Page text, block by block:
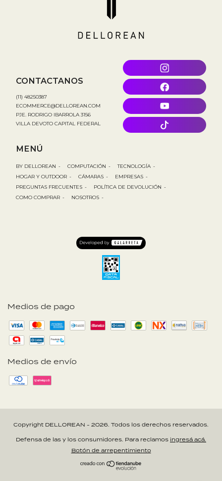
Medios de pago
Medios de envío
CONTACTANOS
(11) 48250387
ECOMMERCE@DELLOREAN.COM
PJE. RODRIGO IBARROLA 3156
VILLA DEVOTO CAPITAL FEDERAL
MENÚ
BY DELLOREAN - COMPUTACIÓN - TECNOLOGÍA -
HOGAR Y OUTDOOR - CÁMARAS - EMPRESAS -
PREGUNTAS FRECUENTES - POLÍTICA DE DEVOLUCIÓN -
COMO COMPRAR - NOSOTROS -
Copyright DELLOREAN - 2026. Todos los derechos reservados.
Defensa de las y los consumidores. Para reclamos ingresá acá.
Botón de arrepentimiento